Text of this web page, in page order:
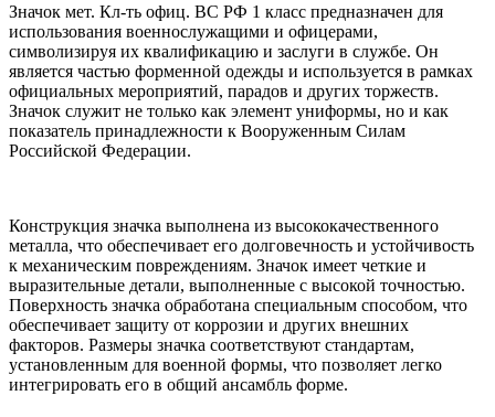
Значок мет. Кл-ть офиц. ВС РФ 1 класс предназначен для
использования военнослужащими и офицерами,
символизируя их квалификацию и заслуги в службе. Он
является частью форменной одежды и используется в рамках
официальных мероприятий, парадов и других торжеств.
Значок служит не только как элемент униформы, но и как
показатель принадлежности к Вооруженным Силам
Российской Федерации.
Конструкция значка выполнена из высококачественного
металла, что обеспечивает его долговечность и устойчивость
к механическим повреждениям. Значок имеет четкие и
выразительные детали, выполненные с высокой точностью.
Поверхность значка обработана специальным способом, что
обеспечивает защиту от коррозии и других внешних
факторов. Размеры значка соответствуют стандартам,
установленным для военной формы, что позволяет легко
интегрировать его в общий ансамбль форме.